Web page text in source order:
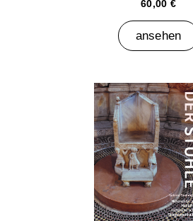
60,00 €
ansehen